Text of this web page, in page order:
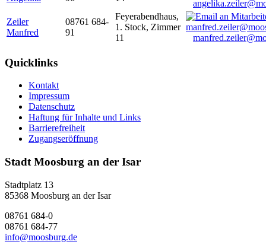
Zeiler
Manfred
08761 684-
91
Feyerabendhaus,
1. Stock, Zimmer
11
Quicklinks
Kontakt
Impressum
Datenschutz
Haftung für Inhalte und Links
Barrierefreiheit
Zugangseröffnung
Stadt Moosburg an der Isar
Stadtplatz 13
85368 Moosburg an der Isar
08761 684-0
08761 684-77
info@moosburg.de